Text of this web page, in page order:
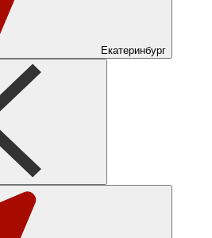
Екатеринбург